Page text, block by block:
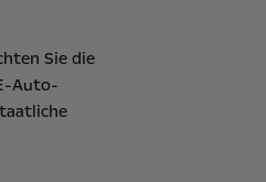
Sie die
Auto-